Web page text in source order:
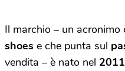
Il marchio – un acronimo
shoes e che punta sul
vendita – è nato nel 2011